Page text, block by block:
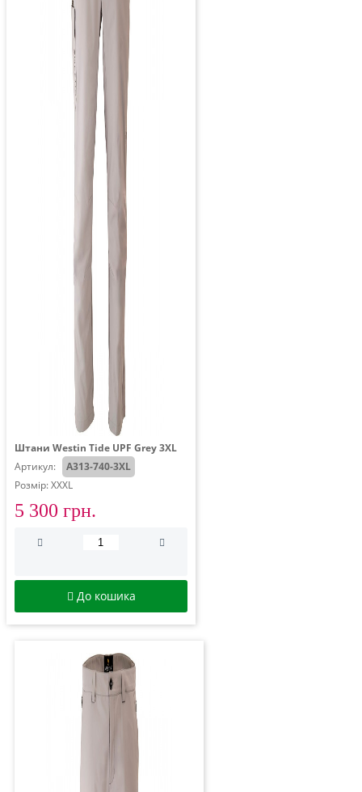
Штани Westin Tide UPF Grey 3XL
Артикул:
A313-740-3XL
Розмір: XXXL
5 300 грн.
До кошика